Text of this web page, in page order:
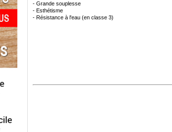
- Grande souplesse
- Esthétisme
- Résistance à l'eau (en classe 3)